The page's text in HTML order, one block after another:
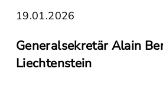
19.01.2026
Generalsekretär Alain
Liechtenstein